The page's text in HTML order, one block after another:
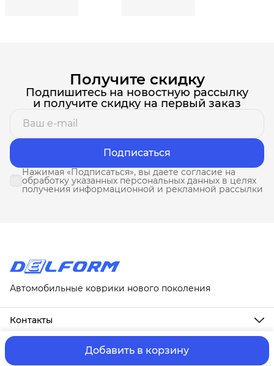
Добавить в корзину
Получите скидку
Подпишитесь на новостную рассылку
и получите скидку на первый заказ
Подписаться
Нажимая «Подписаться», вы даете согласие на
обработку указанных персональных данных в целях
получения информационной и рекламной рассылки
Автомобильные коврики нового поколения
Контакты
Адрес
г. Москва, ул. Новослободская, д. 20, 1А
ⓒ ИП Третьякова Т.А.Оплата и Доставка